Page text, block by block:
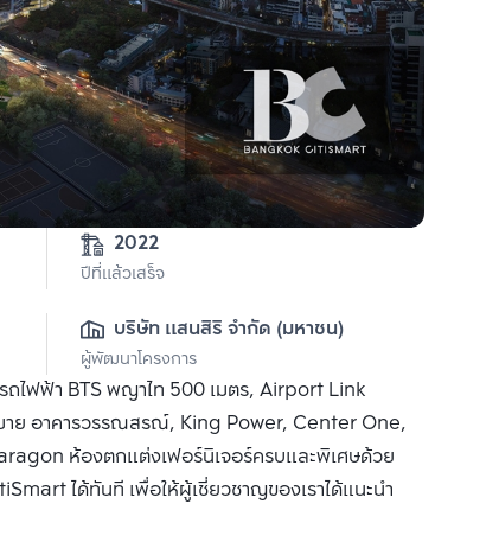
2022
ปีที่แล้วเสร็จ
บริษัท แสนสิริ จำกัด (มหาชน)
ผู้พัฒนาโครงการ
ไฟฟ้า BTS พญาไท 500 เมตร, Airport Link
าย อาคารวรรณสรณ์, King Power, Center One,
ห้องตกแต่งเฟอร์นิเจอร์ครบและพิเศษด้วย
ได้ทันที เพื่อให้ผู้เชี่ยวชาญของเราได้แนะนำ